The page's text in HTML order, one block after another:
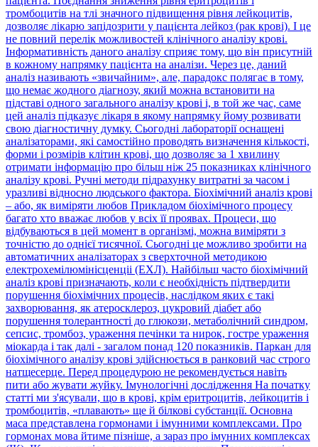
тромбоцитів на тлі значного підвищення рівня лейкоцитів,
дозволяє лікарю запідозрити у пацієнта лейкоз (рак крові). І це
не повний перелік можливостей клінічного аналізу крові.
Інформативність даного аналізу сприяє тому, що він присутній
в кожному напрямку пацієнта на аналізи. Через це, даний
аналіз називають «звичайним», але, парадокс полягає в тому,
що немає жодного діагнозу, який можна встановити на
підставі одного загального аналізу крові і, в той же час, саме
цей аналіз підказує лікаря в якому напрямку йому розвивати
свою діагностичну думку. Сьогодні лабораторії оснащені
аналізаторами, які самостійно проводять визначення кількості,
форми і розмірів клітин крові, що дозволяє за 1 хвилину
отримати інформацію про більш ніж 25 показниках клінічного
аналізу крові. Ручні методи підрахунку витратні за часом і
уразливі відносно людського фактора. Біохімічний аналіз крові
– або, як виміряти любов Прикладом біохімічного процесу
багато хто вважає любов у всіх її проявах. Процеси, що
відбуваються в цей момент в організмі, можна виміряти з
точністю до однієї тисячної. Сьогодні це можливо зробити на
автоматичних аналізаторах з сверхточной методикою
електрохемілюмінісценціі (ЕХЛ). Найбільш часто біохімічний
аналіз крові призначають, коли є необхідність підтвердити
порушення біохімічних процесів, наслідком яких є такі
захворювання, як атеросклероз, цукровий діабет або
порушення толерантності до глюкози, метаболічний синдром,
сепсис, тромбоз, ураження печінки та нирок, гостре ураження
міокарда і так далі - загалом понад 120 показників. Паркан для
біохімічного аналізу крові здійснюється в ранковий час строго
натщесерце. Перед процедурою не рекомендується навіть
пити або жувати жуйку. Імунологічні дослідження На початку
статті ми з'ясували, що в крові, крім еритроцитів, лейкоцитів і
тромбоцитів, «плавають» ще й білкові субстанції. Основна
маса представлена гормонами і імунними комплексами. Про
гормонах мова йтиме пізніше, а зараз про імунних комплексах